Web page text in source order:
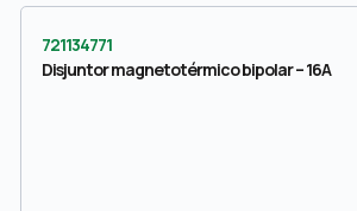
721134771
Disjuntor magnetotérmico bipolar – 16A